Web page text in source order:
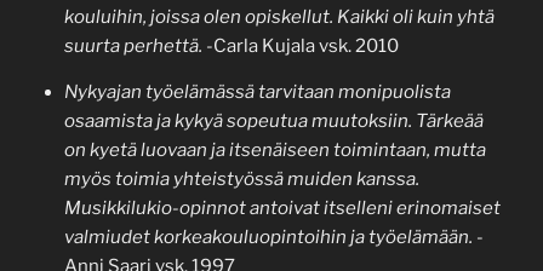
kouluihin, joissa olen opiskellut. Kaikki oli kuin yhtä
suurta perhettä. -Carla Kujala vsk. 2010
Nykyajan työelämässä tarvitaan monipuolista
osaamista ja kykyä sopeutua muutoksiin. Tärkeää
on kyetä luovaan ja itsenäiseen toimintaan, mutta
myös toimia yhteistyössä muiden kanssa.
Musikkilukio-opinnot antoivat itselleni erinomaiset
valmiudet korkeakouluopintoihin ja työelämään. -
Anni Saari vsk. 1997